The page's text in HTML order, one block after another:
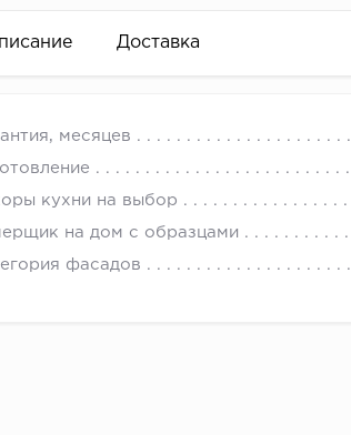
Доставка
месяцев
кухни на выбор
на дом с образцами
фасадов